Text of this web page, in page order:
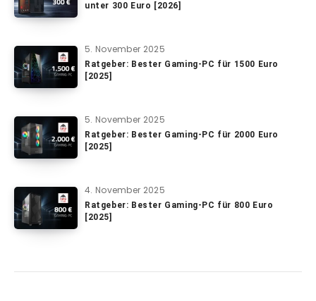
unter 300 Euro [2026]
5. November 2025
Ratgeber: Bester Gaming-PC für 1500 Euro
[2025]
5. November 2025
Ratgeber: Bester Gaming-PC für 2000 Euro
[2025]
4. November 2025
Ratgeber: Bester Gaming-PC für 800 Euro
[2025]